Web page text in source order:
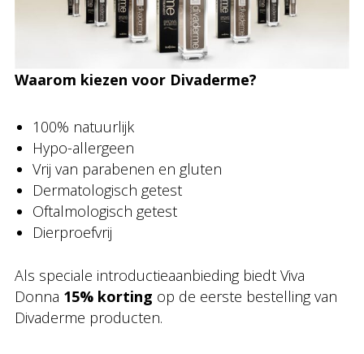
Waarom kiezen voor Divaderme?
100% natuurlijk
Hypo-allergeen
Vrij van parabenen en gluten
Dermatologisch getest
Oftalmologisch getest
Dierproefvrij
Als speciale introductieaanbieding biedt Viva
Donna 15% korting op de eerste bestelling van
Divaderme producten.